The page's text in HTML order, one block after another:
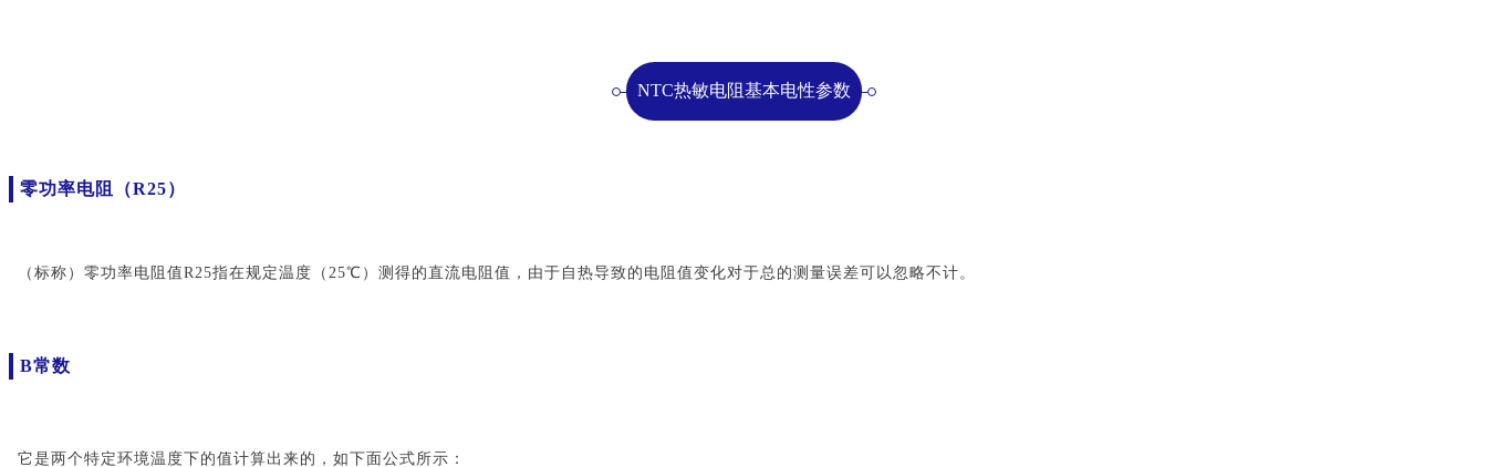
NTC热敏电阻基本电性参数
零功率电阻（R25）
（标称）零功率电阻值R25指在规定温度（25℃）测得的直流电阻值，由于自热导致的电阻值变化对于总的测量误差可以忽略不计。
B常数
它是两个特定环境温度下的值计算出来的，如下面公式所示：